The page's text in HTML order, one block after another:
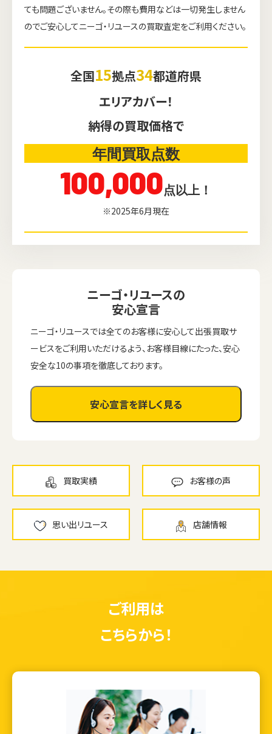
ても問題ございません。その際も費用などは一切発生しません
のでご安心してニーゴ・リユースの買取査定をご利用ください。
全国15拠点34都道府県
エリアカバー！
納得の買取価格で
年間買取点数
100,000点以上！
※2025年6月現在
ニーゴ・リユースの
安心宣言
ニーゴ・リユースでは全てのお客様に安心して出張買取サ
ービスをご利用いただけるよう、お客様目線にたった、安心
安全な10の事項を徹底しております。
安心宣言を詳しく見る
買取実績 お客様の声
思い出リユース 店舗情報
ご利用は
こちらから！